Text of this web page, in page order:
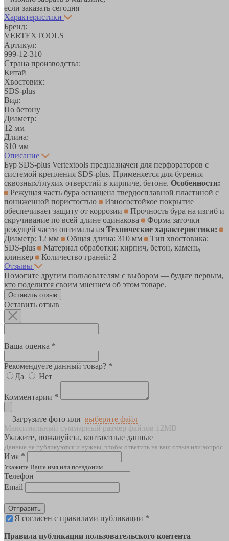
если заказать сегодня
Характеристики
Бренд:
VERTEXTOOLS
Артикул:
999-12-310
Страна производства:
Китай
Хвостовик:
SDS-plus
Вид:
По бетону
Диаметр:
12 мм
Длина:
310 мм
Описание
Бур SDS-plus Vertextools предназначен для перфораторов с
системой крепления SDS-plus. Применяется для бурения
сквозных/глухих отверстий в кирпиче, бетоне. Особенности:
Режущая часть бура оснащена твердосплавной пластиной с
пониженной пористостью
Износостойкое покрытие
обеспечивает защиту от коррозии
Прочность бура на изгиб и
скручивание по всей длине одинакова
Форма заточки
режущей части оптимальная Технические характеристики:
Диаметр: 12 мм
Общая длина: 310 мм
Тип хвостовика:
SDS-plus
Материал обработки: кирпич, бетон, камень,
клинкер
Количество граней: 2
Отзывы
Помогите другим пользователям с выбором — будьте первым,
кто поделится своим мнением об этом товаре.
Оставить отзыв
Оставить отзыв
Ваша оценка *
Рекомендуете данный товар? *
Да
Нет
Комментарии *
Загрузите фото или выберите файл
Максимальный суммарный размер файлов 12MB
Укажите, пожалуйста, контактные данные
Данные не публикуются и нужны, чтобы ответить на ваш отзыв или вопрос
Имя *
Укажите Ваше имя или псевдоним
Телефон
Email
Отправить
Я согласен с правилами публикации *
Правила публикации пользовательского контента